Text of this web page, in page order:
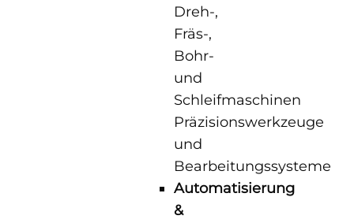
Dreh-,
Fräs-,
Bohr-
und
Schleifmaschinen
Präzisionswerkzeuge
und
Bearbeitungssysteme
Automatisierung
&